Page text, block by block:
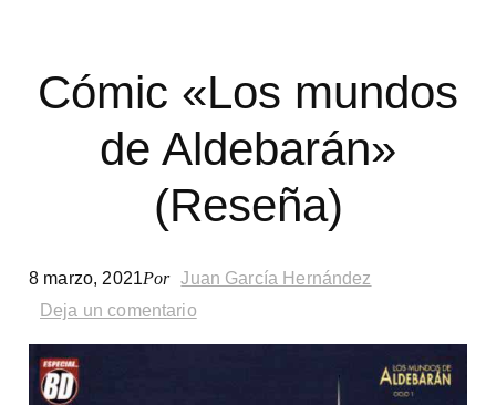
Morris.
Reseña
Cómic «Los mundos
de Aldebarán»
(Reseña)
8 marzo, 2021Por Juan García Hernández
Deja un comentario